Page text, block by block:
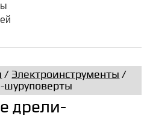
/Электроинструменты /
шуруповерты
дрели-